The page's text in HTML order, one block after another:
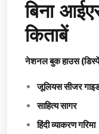
बिना
किताबें
नेशनल बुक हाउस
जूलियस सीजर
साहित्य सागर
हिंदी व्याकरण गरिमा